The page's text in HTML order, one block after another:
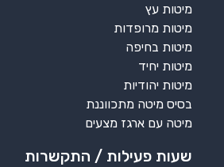
מיטות עץ
מיטות מרופדות
מיטות בחיפה
מיטות יחיד
מיטות יהודיות
בסיס מיטה מתכווננת
מיטה עם ארגז מצעים
שעות פעילות / התקשרות